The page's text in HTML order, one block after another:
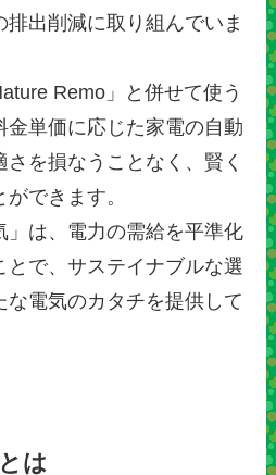
排出削減に取り組んでいま
Remo」と併せて使う
金単価に応じた家電の自動
を損なうことなく、賢く
できます。
」は、電力の需給を平準化
とで、サステイナブルな選
電気のカタチを提供して
は